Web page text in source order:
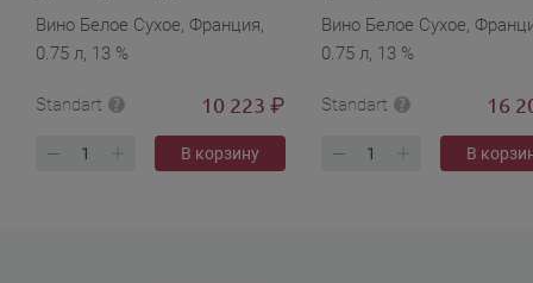
Вино Белое Сухое, Франция,
0.75 л, 13 %
Standart 10 223 ₽
В корзину
Вино Белое Сухое,
0.75 л, 13 %
Standart 16
В